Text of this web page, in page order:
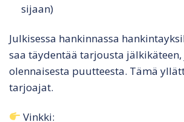
sijaan)
Julkisessa hankinnassa
saa täydentää tarjousta jälkikäteen,
olennaisesta puutteesta. Tämä
tarjoajat.
Vinkki: